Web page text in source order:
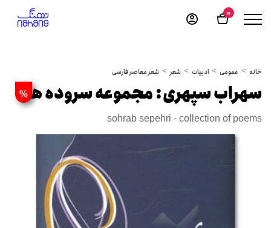
0
خانه عمومی ادبیات شعر شعر معاصر فارسی
%سهراب سپهری: مجموعه سروده ها
sohrab sepehri - collection of poems